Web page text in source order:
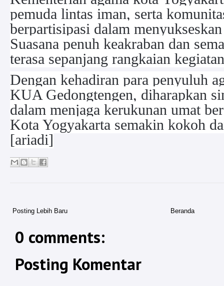
pemuda lintas iman, serta
berpartisipasi dalam
Suasana penuh keakraban dan
terasa sepanjang rangkaian
Dengan kehadiran para penyuluh
KUA Gedongtengen, diharapkan
dalam menjaga kerukunan umat
Kota Yogyakarta semakin kokoh
[ariadi]
Posting Lebih Baru Beranda
0 comments:
Posting Komentar